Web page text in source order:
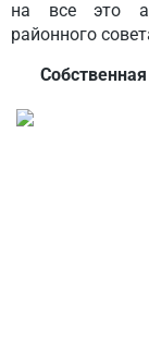
на все это
районного